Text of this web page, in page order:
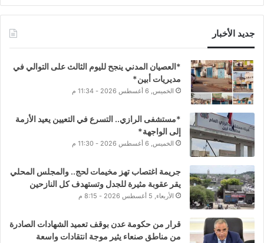
جديد الأخبار
*العصيان المدني ينجح لليوم الثالث على التوالي في
مديريات أبين*
الخميس, 6 أغسطس 2026 - 11:34 م
*مستشفى الرازي.. التسرع في التعيين يعيد الأزمة
إلى الواجهة*
الخميس, 6 أغسطس 2026 - 11:30 م
جريمة اغتصاب تهز مخيمات لحج.. والمجلس المحلي
يقر عقوبة مثيرة للجدل وتستهدف كل النازحين
الأربعاء, 5 أغسطس 2026 - 8:15 م
قرار من حكومة عدن بوقف تعميد الشهادات الصادرة
من مناطق صنعاء يثير موجة انتقادات واسعة